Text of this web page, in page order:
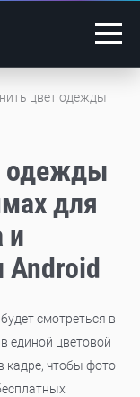
цвет одежды
одежды
для
и
Android
смотреться в
единой цветовой
кадре, чтобы фото